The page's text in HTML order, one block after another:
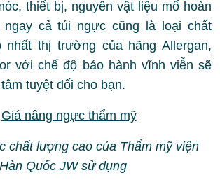
thiết bị, nguyên vật liệu mổ hoàn
ngay cả túi ngực cũng là loại chất
nhất thị trường của hãng Allergan,
với chế độ bảo hành vĩnh viễn sẽ
tuyệt đối cho bạn.
chất lượng cao của Thẩm mỹ viện
Hàn Quốc JW sử dụng